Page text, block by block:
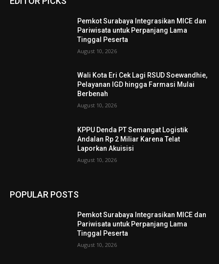
Pemkot Surabaya Integrasikan MICE dan
Pariwisata untuk Perpanjang Lama
Tinggal Peserta
August 10, 2026
Wali Kota Eri Cek Lagi RSUD Soewandhie,
Pelayanan IGD hingga Farmasi Mulai
Berbenah
August 10, 2026
KPPU Denda PT Semangat Logistik
Andalan Rp 2 Miliar Karena Telat
Laporkan Akuisisi
August 10, 2026
POPULAR POSTS
Pemkot Surabaya Integrasikan MICE dan
Pariwisata untuk Perpanjang Lama
Tinggal Peserta
August 10, 2026